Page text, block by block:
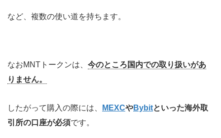
など、複数の使い道を持ちます。
なおMNTトークンは、 今のところ国内での取り扱いがあ
りません。
したがって購入の際には、 MEXCやBybitといった海外取
引所の口座が必須です。